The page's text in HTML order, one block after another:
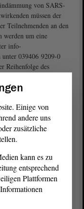
von SARS-
müssen der
Teilnehmenden an den
werden um eine
info-
039406 9209-0
Reihenfolge des
mit Fritzi“
die Gedenkstätte
„Die Zeit ist reif!
und Schüler der
des
und
der deutschen
DDR kennen. Die
zum Programm
unter
9209-12.
Einige von
andere uns
zusätzliche
kann es zu
entsprechend
Plattformen